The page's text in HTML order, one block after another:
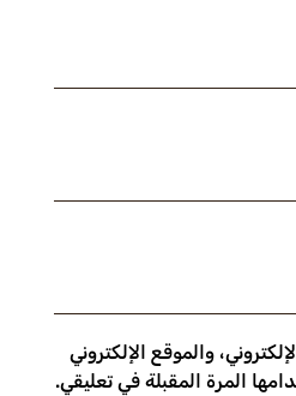
والموقع الإلكتروني
المرة المقبلة في تعليقي.